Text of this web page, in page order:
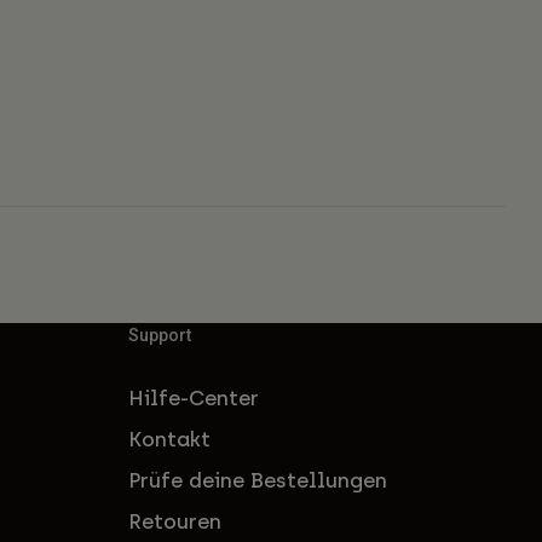
Support
Hilfe-Center
Kontakt
Prüfe deine Bestellungen
Retouren